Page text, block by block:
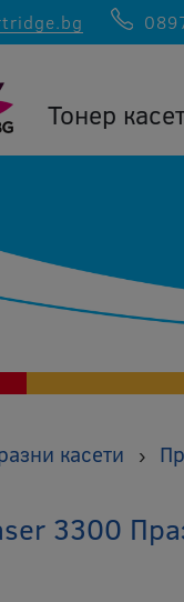
Тонер
касети ›
3300